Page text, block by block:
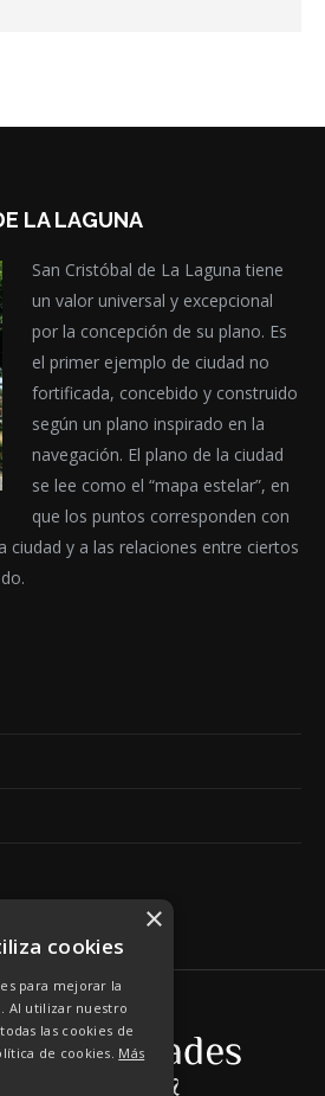
LA LAGUNA
San Cristóbal de La Laguna tiene
un valor universal y excepcional
por la concepción de su plano. Es
el primer ejemplo de ciudad no
fortificada, concebido y construido
según un plano inspirado en la
navegación. El plano de la ciudad
se lee como el “mapa estelar”, en
que los puntos corresponden con
ciudad y a las relaciones entre ciertos
×
cookies
para mejorar la
Al utilizar nuestro
las cookies de
de cookies. Más